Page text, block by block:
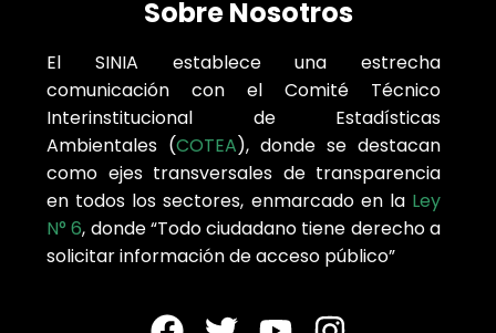
Sobre Nosotros
El SINIA establece una estrecha
comunicación con el Comité Técnico
Interinstitucional de Estadísticas
Ambientales (COTEA), donde se destacan
como ejes transversales de transparencia
en todos los sectores, enmarcado en la Ley
N° 6, donde “Todo ciudadano tiene derecho a
solicitar información de acceso público”